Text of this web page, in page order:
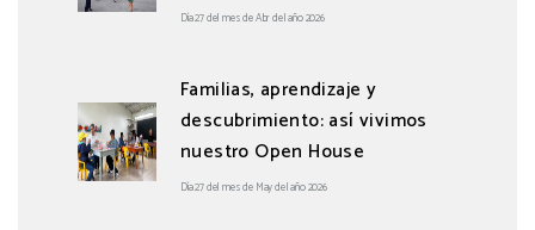
Día 27 del mes de Abr del año 2026
Familias, aprendizaje y
descubrimiento: así vivimos
nuestro Open House
Día 27 del mes de May del año 2026